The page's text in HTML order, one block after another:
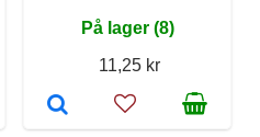
På lager (8)
11,25 kr